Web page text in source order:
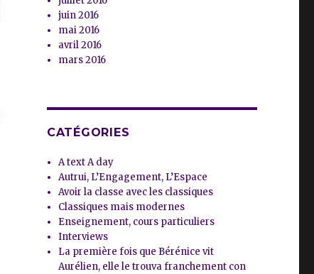
juin 2016
mai 2016
avril 2016
mars 2016
CATÉGORIES
A text A day
Autrui, L’Engagement, L’Espace
Avoir la classe avec les classiques
Classiques mais modernes
Enseignement, cours particuliers
Interviews
La première fois que Bérénice vit
Aurélien, elle le trouva franchement con